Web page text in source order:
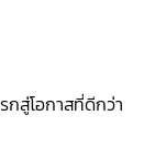
สู่โอกาสที่ดีกว่า